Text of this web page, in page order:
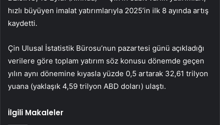
hızlı büyüyen imalat yatırımlarıyla 2025’in ilk 8 ayında artış
kaydetti.
Çin Ulusal İstatistik Bürosu’nun pazartesi günü açıkladığı
verilere göre toplam yatırım söz konusu dönemde geçen
yılın aynı dönemine kıyasla yüzde 0,5 artarak 32,61 trilyon
yuana (yaklaşık 4,59 trilyon ABD doları) ulaştı.
İlgili Makaleler